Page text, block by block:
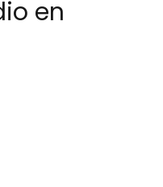
en